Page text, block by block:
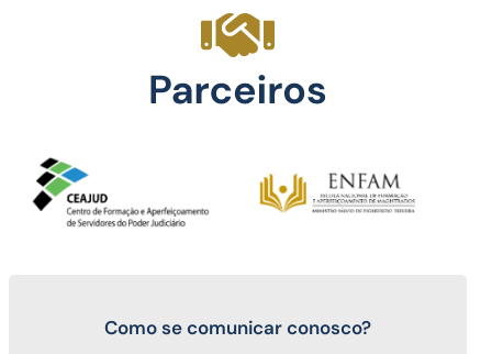
Como se comunicar conosco?